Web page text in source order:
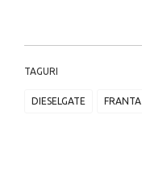
TAGURI
DIESELGATE FRANTA